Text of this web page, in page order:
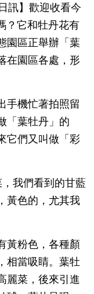
訊】歡迎收看今
？它和牡丹花有
園區正舉辦「葉
在園區各處，形
手機忙著拍照留
「葉牡丹」的
它們又叫做「彩
我們看到的甘藍
黃色的，尤其我
黃粉色，各種顏
相當吸睛。葉牡
麗菜，後來引進